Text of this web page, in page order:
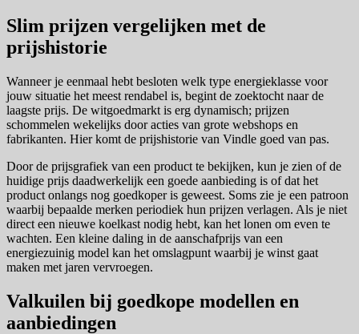
Slim prijzen vergelijken met de
prijshistorie
Wanneer je eenmaal hebt besloten welk type energieklasse voor
jouw situatie het meest rendabel is, begint de zoektocht naar de
laagste prijs. De witgoedmarkt is erg dynamisch; prijzen
schommelen wekelijks door acties van grote webshops en
fabrikanten. Hier komt de prijshistorie van Vindle goed van pas.
Door de prijsgrafiek van een product te bekijken, kun je zien of de
huidige prijs daadwerkelijk een goede aanbieding is of dat het
product onlangs nog goedkoper is geweest. Soms zie je een patroon
waarbij bepaalde merken periodiek hun prijzen verlagen. Als je niet
direct een nieuwe koelkast nodig hebt, kan het lonen om even te
wachten. Een kleine daling in de aanschafprijs van een
energiezuinig model kan het omslagpunt waarbij je winst gaat
maken met jaren vervroegen.
Valkuilen bij goedkope modellen en
aanbiedingen